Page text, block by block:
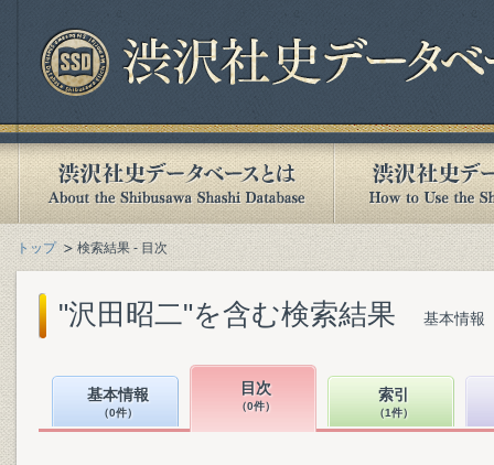
トップ 検索結果 - 目次
"沢田昭二"を含む検索結果 基本情報
基本情報
（0件）
目次
（0件）
索引
（1件）